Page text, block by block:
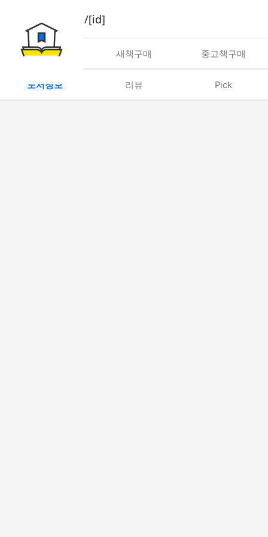
book/rent/[id]
대여 새책구매 중고책구매
도서정보 리뷰 Pick